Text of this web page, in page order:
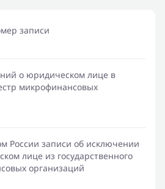
записи
о юридическом лице в
микрофинансовых
России записи об исключении
лице из государственного
организаций